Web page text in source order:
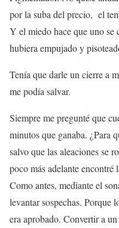
por la suba del precio, el
Y el miedo hace que uno se
hubiera empujado y
Tenía que darle un cierre a
me podía salvar.
Siempre me pregunté que
minutos que ganaba. ¿Para
salvo que las aleaciones se
poco más adelante encontré
Como antes, mediante el
levantar sospechas. Porque
era aprobado. Convertir a